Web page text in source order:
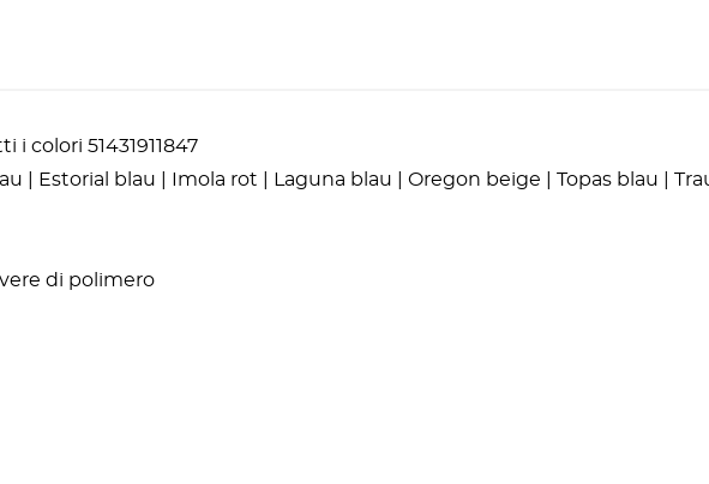
colori 51431911847
| Estorial blau | Imola rot | Laguna blau | Oregon beige | Topas blau |
di polimero